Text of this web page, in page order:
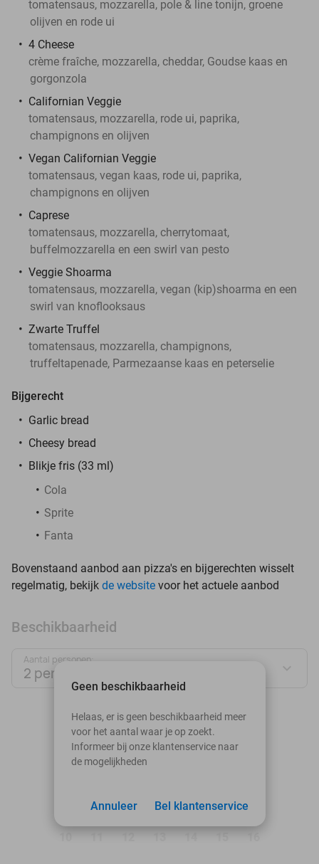
tomatensaus, mozzarella, pole & line tonijn, groene
olijven en rode ui
4 Cheese
crème fraîche, mozzarella, cheddar, Goudse kaas en
gorgonzola
Californian Veggie
tomatensaus, mozzarella, rode ui, paprika,
champignons en olijven
Vegan Californian Veggie
tomatensaus, vegan kaas, rode ui, paprika,
champignons en olijven
Caprese
tomatensaus, mozzarella, cherrytomaat,
buffelmozzarella en een swirl van pesto
Veggie Shoarma
tomatensaus, mozzarella, vegan (kip)shoarma en een
swirl van knoflooksaus
Zwarte Truffel
tomatensaus, mozzarella, champignons,
truffeltapenade, Parmezaanse kaas en peterselie
Bijgerecht
Garlic bread
Cheesy bread
Blikje fris (33 ml)
Cola
Sprite
Fanta
Bovenstaand aanbod aan pizza's en bijgerechten wisselt
regelmatig, bekijk de website voor het actuele aanbod
Beschikbaarheid
Aantal personen:
2 personen
augustus 2026
Ma
Di Wo Do Vr
4 5 6 7 8
Geen beschikbaarheid
Helaas, er is geen beschikbaarheid meer
voor het aantal waar je op zoekt.
Informeer bij onze klantenservice naar
de mogelijkheden
Bel klantenservice
Annuleer